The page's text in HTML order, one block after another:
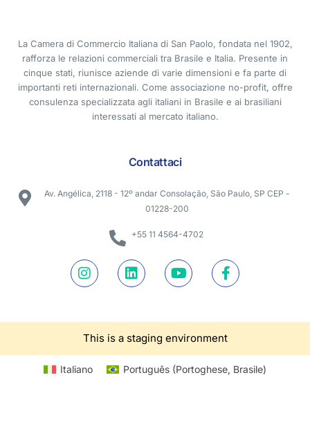
La Camera di Commercio Italiana di San Paolo, fondata nel 1902,
rafforza le relazioni commerciali tra Brasile e Italia. Presente in
cinque stati, riunisce aziende di varie dimensioni e fa parte di
importanti reti internazionali. Come associazione no-profit, offre
consulenza specializzata agli italiani in Brasile e ai brasiliani
interessati al mercato italiano.
Contattaci
Av. Angélica, 2118 - 12º andar Consolação, São Paulo, SP CEP -
01228-200
+55 11 4564-4702
This is a staging environment
Italiano Português(Portoghese, Brasile)